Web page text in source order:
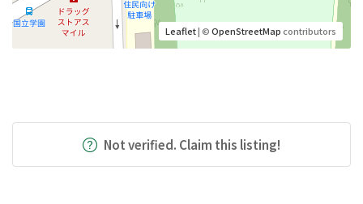
Leaflet| ©OpenStreetMapcontributors
Not verified. Claim this listing!